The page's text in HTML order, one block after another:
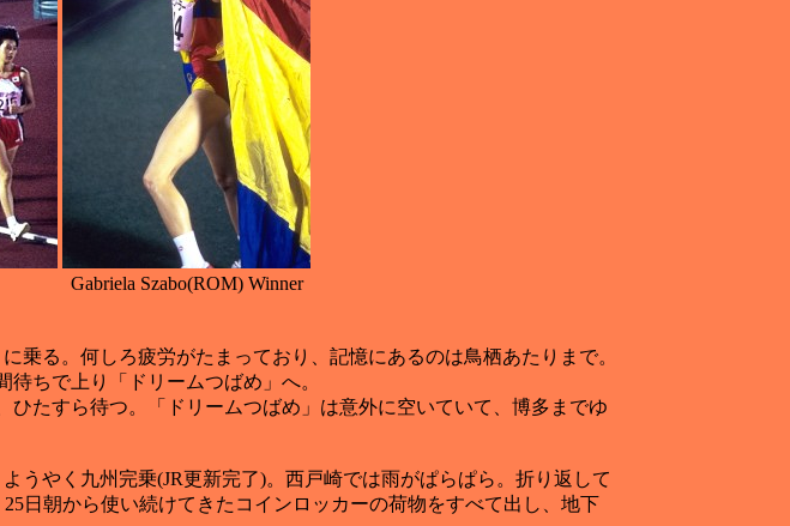
Gabriela Szabo(ROM) Winner
る。何しろ疲労がたまっており、記憶にあるのは鳥栖あたりまで。
ちで上り「ドリームつばめ」へ。
たすら待つ。「ドリームつばめ」は意外に空いていて、博多までゆ
やく九州完乗(JR更新完了)。西戸崎では雨がぱらぱら。折り返して
日朝から使い続けてきたコインロッカーの荷物をすべて出し、地下